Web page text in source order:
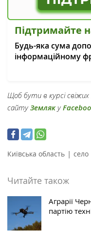
Підтримайте
Будь-яка сума
інформаційному
Щоб бути в курсі
сайтуЗемляку
Київська область | село
Читайте також
Аграрії
партію